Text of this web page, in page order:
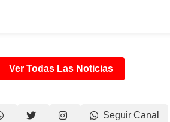
Ver Todas Las Noticias
Seguir Canal